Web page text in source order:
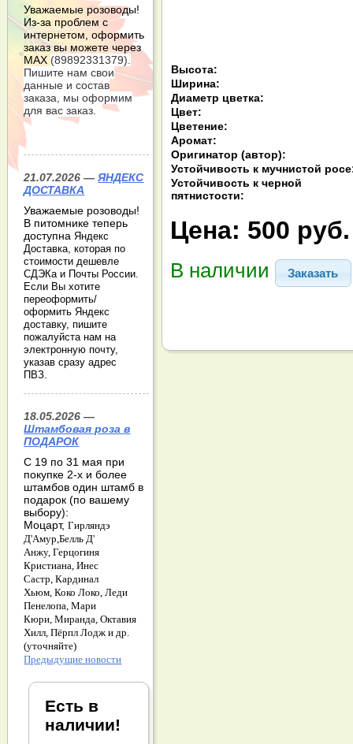
Высота:
Ширина:
Диаметр цветка:
Цвет:
Цветение:
Аромат:
Оригинатор (автор):
Устойчивость к мучнистой
Устойчивость к черной
пятнистости:
Цена: 500 руб.
В наличии Заказать
Уважаемые розоводы!
Из-за проблем с
интернетом, оформить
заказ вы можете через
МАХ (89892331379).
Пишите нам свои
данные и состав
заказа, мы оформим
для вас заказ.
21.07.2026 —ЯНДЕКС
ДОСТАВКА
Уважаемые розоводы!
В питомнике теперь
доступнаЯндекс
Доставка, которая по
стоимости дешевле
СДЭКа и Почты России.
Если Вы хотите
переоформить/
оформить Яндекс
доставку, пишите
пожалуйста нам на
электронную почту,
указав сразу адрес
ПВЗ.
18.05.2026 —
Штамбовая роза в
ПОДАРОК
С 19 по 31 мая при
покупке 2-х и более
штамбов один штамб в
подарок (по вашему
выбору):
Моцарт,Гирляндэ
Д'Амур,Белль Д'
Анжу,Герцогиня
Кристиана,Инес
Састр,Кардинал
Хьюм,Коко Локо,Леди
Пенелопа,Мари
Кюри,Миранда,Октавия
Хилл,Пёрпл Лодж и др.
(уточняйте)
Предыдущие новости
Есть в
наличии!